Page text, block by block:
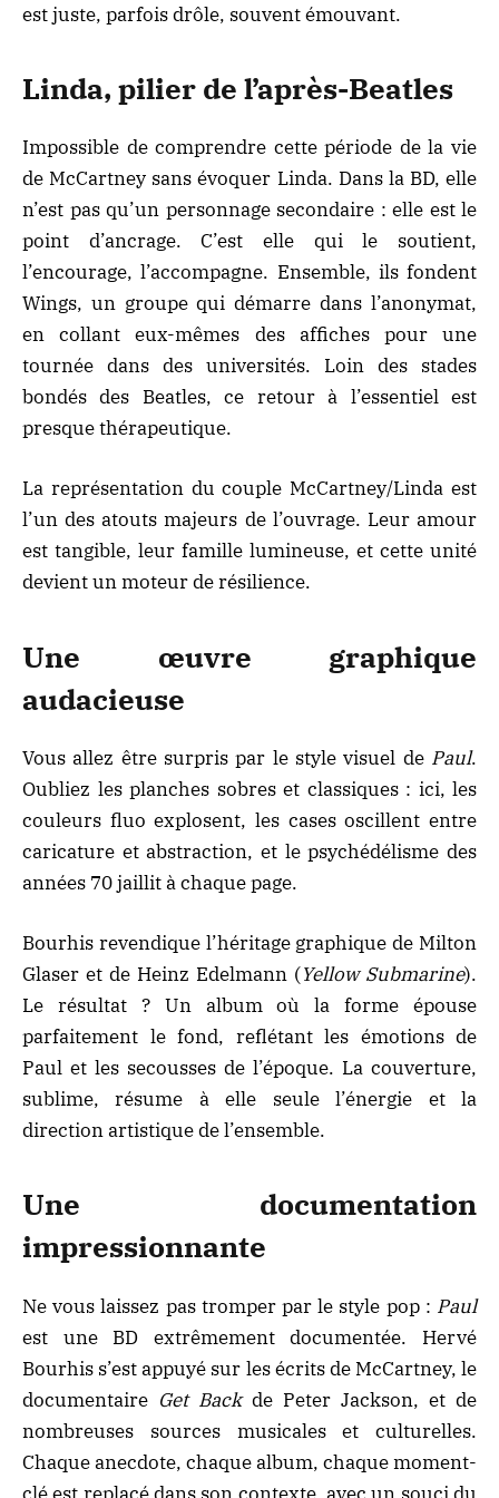
est juste, parfois drôle, souvent émouvant.
Linda, pilier de l’après-Beatles
Impossible de comprendre cette période de la vie
de McCartney sans évoquer Linda. Dans la BD, elle
n’est pas qu’un personnage secondaire : elle est le
point d’ancrage. C’est elle qui le soutient,
l’encourage, l’accompagne. Ensemble, ils fondent
Wings, un groupe qui démarre dans l’anonymat,
en collant eux-mêmes des affiches pour une
tournée dans des universités. Loin des stades
bondés des Beatles, ce retour à l’essentiel est
presque thérapeutique.
La représentation du couple McCartney/Linda est
l’un des atouts majeurs de l’ouvrage. Leur amour
est tangible, leur famille lumineuse, et cette unité
devient un moteur de résilience.
Une œuvre graphique
audacieuse
Vous allez être surpris par le style visuel de Paul.
Oubliez les planches sobres et classiques : ici, les
couleurs fluo explosent, les cases oscillent entre
caricature et abstraction, et le psychédélisme des
années 70 jaillit à chaque page.
Bourhis revendique l’héritage graphique de Milton
Glaser et de Heinz Edelmann (Yellow Submarine).
Le résultat ? Un album où la forme épouse
parfaitement le fond, reflétant les émotions de
Paul et les secousses de l’époque. La couverture,
sublime, résume à elle seule l’énergie et la
direction artistique de l’ensemble.
Une documentation
impressionnante
Ne vous laissez pas tromper par le style pop : Paul
est une BD extrêmement documentée. Hervé
Bourhis s’est appuyé sur les écrits de McCartney, le
documentaire Get Backde Peter Jackson, et de
nombreuses sources musicales et culturelles.
Chaque anecdote, chaque album, chaque moment-
clé est replacé dans son contexte, avec un souci du